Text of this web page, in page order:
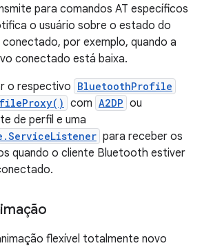
para comandos AT específicos
o usuário sobre o estado do
por exemplo, quando a
conectado está baixa.
o respectivo BluetoothProfile
com A2DP ou
de perfil e uma
para receber os
quando o cliente Bluetooth estiver
flexível totalmente novo